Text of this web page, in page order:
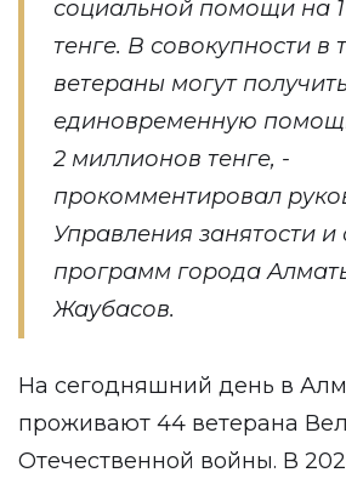
социальной помощи на
тенге. В совокупности в
ветераны могут
единовременную
2 миллионов тенге, -
прокомментировал
Управления занятости и
программ города
Жаубасов.
На сегодняшний день в
проживают 44 ветерана
Отечественной войны. В